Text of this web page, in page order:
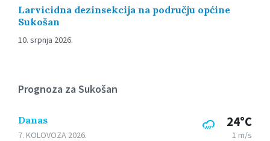
Larvicidna dezinsekcija na području općine
Sukošan
10. srpnja 2026.
Prognoza za Sukošan
Danas
7. KOLOVOZA 2026.
24°C
1 m/s